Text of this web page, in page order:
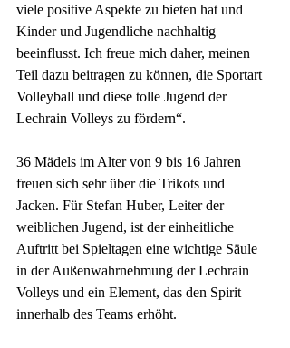
viele positive Aspekte zu bieten hat und
Kinder und Jugendliche nachhaltig
beeinflusst. Ich freue mich daher, meinen
Teil dazu beitragen zu können, die Sportart
Volleyball und diese tolle Jugend der
Lechrain Volleys zu fördern“.
36 Mädels im Alter von 9 bis 16 Jahren
freuen sich sehr über die Trikots und
Jacken. Für Stefan Huber, Leiter der
weiblichen Jugend, ist der einheitliche
Auftritt bei Spieltagen eine wichtige Säule
in der Außenwahrnehmung der Lechrain
Volleys und ein Element, das den Spirit
innerhalb des Teams erhöht.